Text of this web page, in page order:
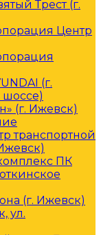
Трест (г.
Центр
(г.
шоссе)
(г. Ижевск)
транспортной
ПК
(г. Ижевск)
ул.